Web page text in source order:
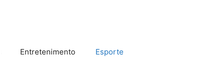
Entretenimento Esporte